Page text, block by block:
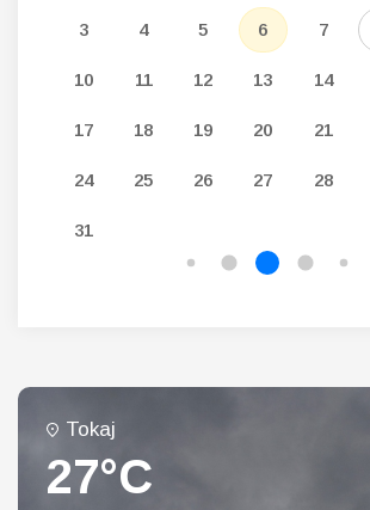
3 4 5 6 7
10 11 12 13 14
17 18 19 20 21
24 25 26 27 28
31
Tokaj
27°C